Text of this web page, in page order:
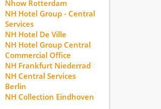
Nhow Rotterdam
NH Hotel Group - Central
Services
NH Hotel De Ville
NH Hotel Group Central
Commercial Office
NH Frankfurt Niederrad
NH Central Services
Berlin
NH Collection Eindhoven